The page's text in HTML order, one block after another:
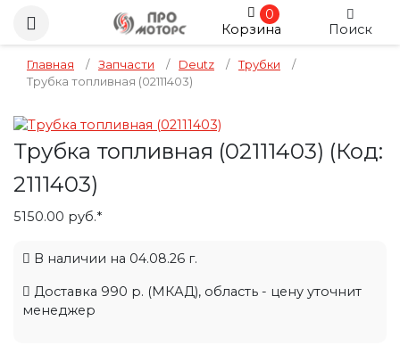
0
Корзина
Поиск
Главная / Запчасти / Deutz / Трубки
/
Трубка топливная (02111403)
Трубка топливная (02111403) (Код:
2111403)
5150.00 руб.*
В наличии на 04.08.26 г.
Доставка 990 р. (МКАД), область - цену уточнит
менеджер